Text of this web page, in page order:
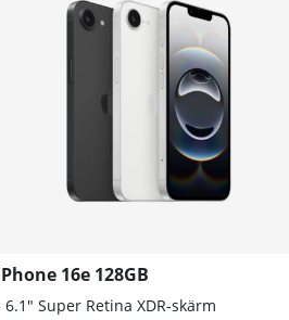
16e 128GB
6.1″ Super Retina XDR-skärm